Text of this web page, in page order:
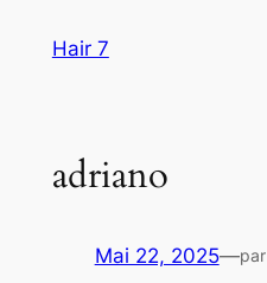
Hair 7
adriano
Mai 22, 2025—par